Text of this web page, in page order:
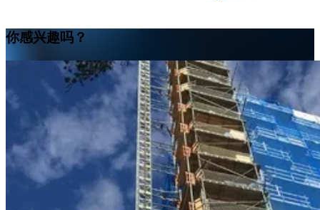
尺寸： 1.5 x 3.9–5.0 m (宽 x 长)
载重量：2,200–3,000 kg
0–54 m/min
ALIMAK SCANDO 650 FC /35-39
尺寸：
1.5 x 3.5–3.9 m (宽 x 长)
载重量：1,600–2,400 kg
速度：
0–66 m/min
你感兴趣吗？